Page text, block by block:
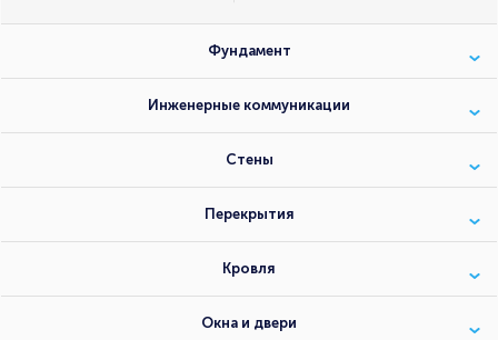
Фундамент
Инженерные коммуникации
Стены
Перекрытия
Кровля
Окна и двери